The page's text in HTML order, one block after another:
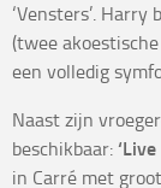
‘Vensters’.
(twee
een volledig
Naast zijn
beschikbaar:
in Carré met